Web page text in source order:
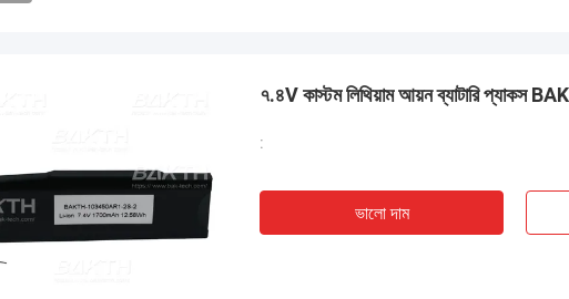
৭.৪V কাস্টম লিথিয়াম আয়ন ব্যাটারি
:
ভালো দাম